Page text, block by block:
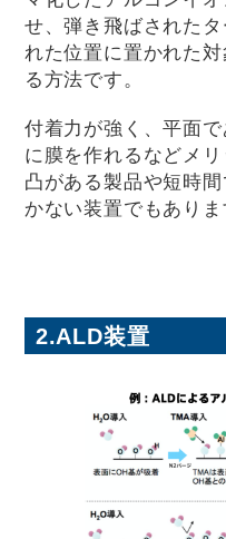
せ、弾き飛ばされた
れた位置に置かれた
る方法です。
付着力が強く、平面
に膜を作れるなどメ
凸がある製品や短時
かない装置でもありま
2.ALD装置